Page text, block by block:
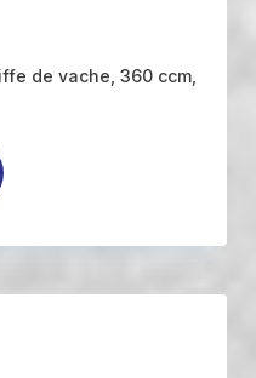
de vache, 360 ccm,